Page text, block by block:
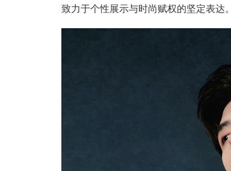
致力于个性展示与时尚赋权的坚定表达。